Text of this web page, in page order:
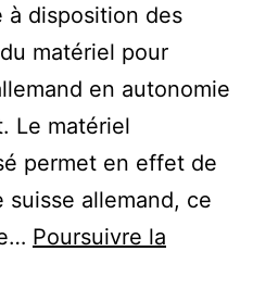
à disposition des
matériel pour
en autonomie
Le matériel
permet en effet de
suisse allemand, ce
Poursuivre la